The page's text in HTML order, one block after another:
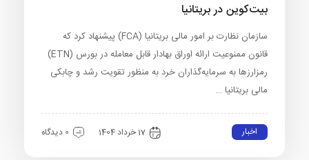
بیت‌کوین در بریتانیا
سازمان نظارت بر امور مالی بریتانیا (FCA) پیشنهاد کرد که
قانون ممنوعیت ارائه اوراق بهادار قابل معامله در بورس (ETN)
رمزارزها به سرمایه‌گذاران خرد به منظور تقویت رشد و چابکی
مالی بریتانیا …
اخبار 17 خرداد 1404 0 دیدگاه